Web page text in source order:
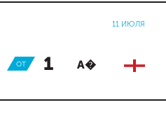
11 ИЮЛЯ
: 1 А�
ОТ